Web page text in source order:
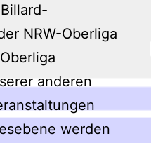
NRW-Oberliga
anderen
werden